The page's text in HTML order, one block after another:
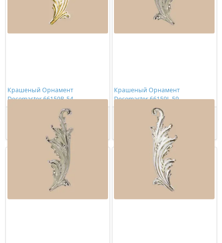
Крашеный Орнамент
Decomaster 66159R-54
2734,00 ₽/шт
Купить
Крашеный Орнамент
Decomaster 66159L-59
3204,00 ₽/шт
Купить